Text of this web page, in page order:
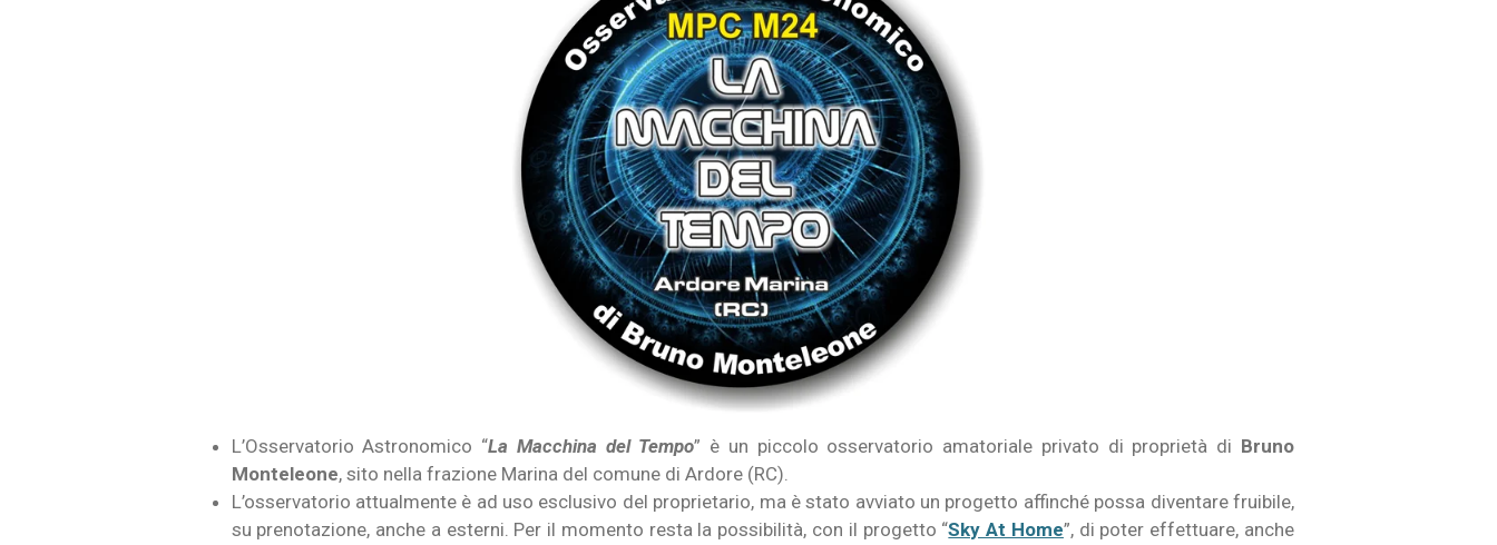
L’Osservatorio Astronomico “La Macchina del Tempo” è un piccolo osservatorio amatoriale privato di proprietà di Bruno
Monteleone, sito nella frazione Marina del comune di Ardore (RC).
L’osservatorio attualmente è ad uso esclusivo del proprietario, ma è stato avviato un progetto affinché possa diventare fruibile,
su prenotazione, anche a esterni. Per il momento resta la possibilità, con il progetto “Sky At Home”, di poter effettuare, anche